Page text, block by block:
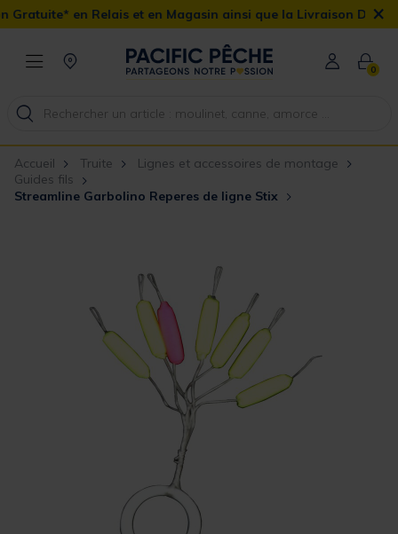
et en Magasin ainsi que la Livraison Domicile offerte dès
×
0
Accueil Truite
Lignes et accessoires de montage
Guides fils
Streamline Garbolino Reperes de ligne Stix